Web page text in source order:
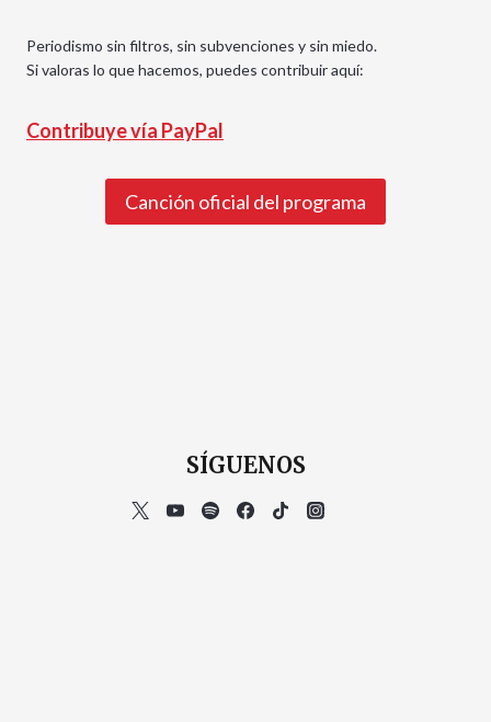
Periodismo sin filtros, sin subvenciones y sin miedo.
Si valoras lo que hacemos, puedes contribuir aquí:
Contribuye vía PayPal
Canción oficial del programa
SÍGUENOS